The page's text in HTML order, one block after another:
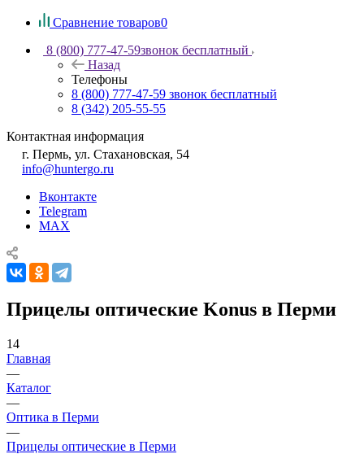
Сравнение товаров0
8 (800) 777-47-59звонок бесплатный
Назад
Телефоны
8 (800) 777-47-59 звонок бесплатный
8 (342) 205-55-55
Контактная информация
г. Пермь, ул. Стахановская, 54
info@huntergo.ru
Вконтакте
Telegram
MAX
Прицелы оптические Konus в Перми
14
Главная
—
Каталог
—
Оптика в Перми
—
Прицелы оптические в Перми